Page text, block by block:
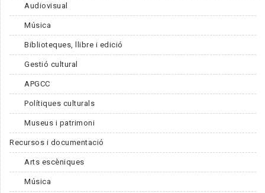
Audiovisual
Música
Biblioteques, llibre i edició
Gestió cultural
APGCC
Polítiques culturals
Museus i patrimoni
Recursos i documentació
Arts escèniques
Música